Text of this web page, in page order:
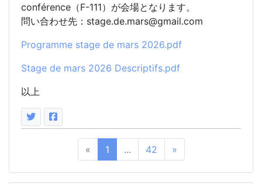
conférence（F-111）が会場となります。
問い合わせ先：stage.de.mars@gmail.com
Programme stage de mars 2026.pdf
Stage de mars 2026 Descriptifs.pdf
以上
« 1 ... 42 »